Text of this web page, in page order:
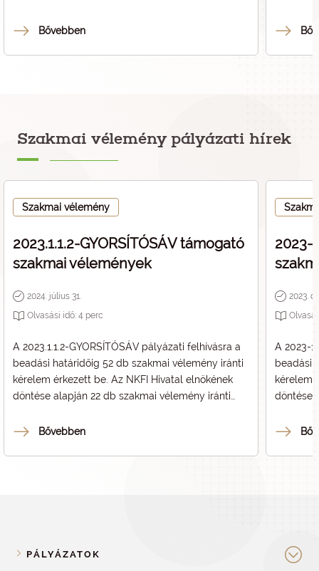
módszereken és terápiákon át a neurodegeneratív
kutatásokig.
Bővebben
Szakmai vélemény pályázati hírek
Szakmai vélemény
2023.1.1.2-GYORSÍTÓSÁV támogató
szakmai vélemények
2024. július 31.
Olvasási idő: 4 perc
A 2023.1.1.2-GYORSÍTÓSÁV pályázati felhívásra a
beadási határidőig 52 db szakmai vélemény iránti
kérelem érkezett be. Az NKFI Hivatal elnökének
döntése alapján 22 db szakmai vélemény iránti
vélemény kiállításra.
Bővebben
2023-
2023.
A 2023-
beadási
kérelem
döntése
PÁLYÁZATOK